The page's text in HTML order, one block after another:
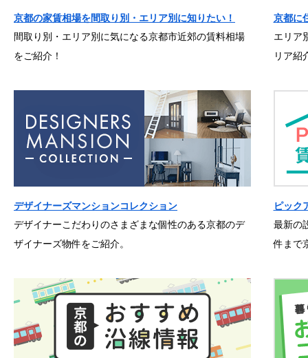
京都の家賃相場を間取り別・エリア別に知りたい！
間取り別・エリア別に気になる京都市近郊の賃料相場
をご紹介！
京都に
エリア
リア紹
デザイナーズマンションコレクション
デザイナーこだわりのさまざまな個性のある京都のデ
ザイナーズ物件をご紹介。
ピック
最新の
件まで